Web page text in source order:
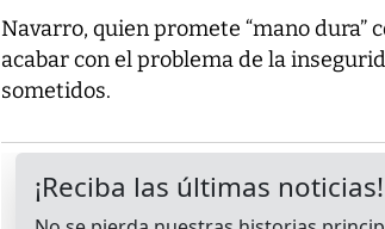
Navarro, quien promete “mano dura”
acabar con el problema de la
sometidos.